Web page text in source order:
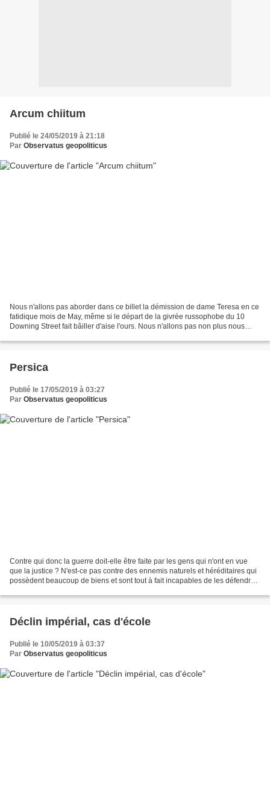
Arcum chiitum
Publié le 24/05/2019 à 21:18
Par Observatus geopoliticus
Nous n'allons pas aborder dans ce billet la démission de dame Teresa en ce
fatidique mois de May, même si le départ de la givrée russophobe du 10
Downing Street fait bâiller d'aise l'ours. Nous n'allons pas non plus nous
Persica
Publié le 17/05/2019 à 03:27
Par Observatus geopoliticus
Contre qui donc la guerre doit-elle être faite par les gens qui n'ont en vue
que la justice ? N'est-ce pas contre des ennemis naturels et héréditaires qui
possèdent beaucoup de biens et sont tout à fait incapables de les défendre
Déclin impérial, cas d'école
Publié le 10/05/2019 à 03:37
Par Observatus geopoliticus